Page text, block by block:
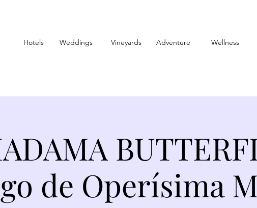
Hotels Weddings Vineyards Adventure Wellness
de Operísima